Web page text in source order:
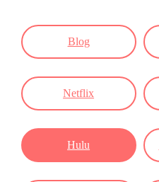
Blog
Netflix
Hulu